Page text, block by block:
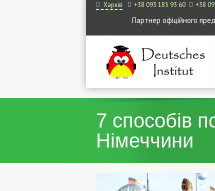
Харків +38 093 185 93 60 +38
Партнер офіційного
7 способів
Німеччини